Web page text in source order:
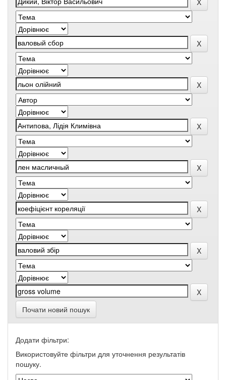
Почати новий пошук
Додати фільтри:
Використовуйте фільтри для уточнення результатів
пошуку.